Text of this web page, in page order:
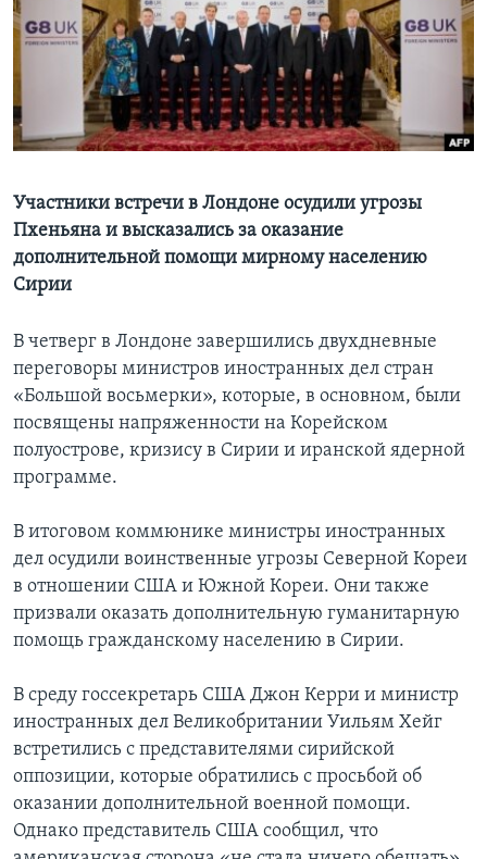
Learning English
СОЦИАЛЬНЫЕ СЕТИ
Языки
Участники встречи в Лондоне осудили угрозы
Пхеньяна и высказались за оказание
дополнительной помощи мирному населению
Сирии
В четверг в Лондоне завершились двухдневные
переговоры министров иностранных дел стран
«Большой восьмерки», которые, в основном, были
посвящены напряженности на Корейском
полуострове, кризису в Сирии и иранской ядерной
программе.
В итоговом коммюнике министры иностранных
дел осудили воинственные угрозы Северной Кореи
в отношении США и Южной Кореи. Они также
призвали оказать дополнительную гуманитарную
помощь гражданскому населению в Сирии.
В среду госсекретарь США Джон Керри и министр
иностранных дел Великобритании Уильям Хейг
встретились с представителями сирийской
оппозиции, которые обратились с просьбой об
оказании дополнительной военной помощи.
Однако представитель США сообщил, что